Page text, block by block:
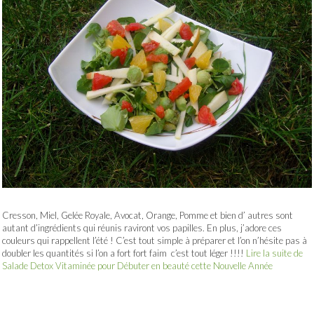
Cresson, Miel, Gelée Royale, Avocat, Orange, Pomme et bien d’ autres sont
autant d’ingrédients qui réunis raviront vos papilles. En plus, j’adore ces
couleurs qui rappellent l’été ! C’est tout simple à préparer et l’on n’hésite pas à
doubler les quantités si l’on a fort fort faim c’est tout léger !!!! Lire la suite de
Salade Detox Vitaminée pour Débuter en beauté cette Nouvelle Année